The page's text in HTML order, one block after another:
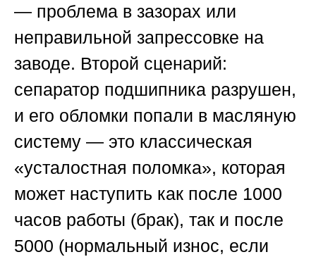
— проблема в зазорах или
неправильной запрессовке на
заводе. Второй сценарий:
сепаратор подшипника разрушен,
и его обломки попали в масляную
систему — это классическая
«усталостная поломка», которая
может наступить как после 1000
часов работы (брак), так и после
5000 (нормальный износ, если